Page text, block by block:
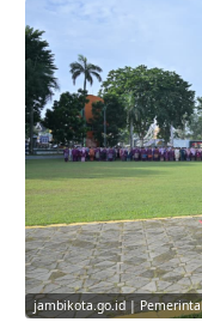
jambikota.go.id |